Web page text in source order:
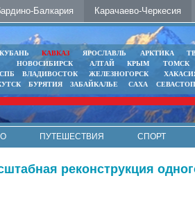
Балкария Карачаево-Черкесия
КУБАНЬ КАВКАЗ ЯРОСЛАВЛЬ АРКТИКА
НОВОСИБИРСК АЛТАЙ КРЫМ ТОМСК
СПБ ВЛАДИВОСТОК ЖЕЛЕЗНОГОРСК
БУРЯТИЯ ЗАБАЙКАЛЬЕ САХА
ПУТЕШЕСТВИЯ СПОРТ
реконструкция